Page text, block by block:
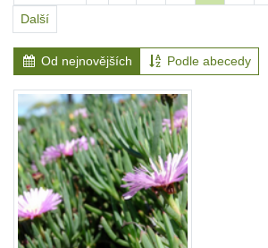
Další
Od nejnovějších Podle abecedy